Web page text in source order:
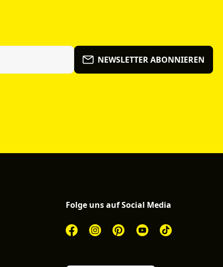
NEWSLETTER ABONNIEREN
Folge uns auf Social Media